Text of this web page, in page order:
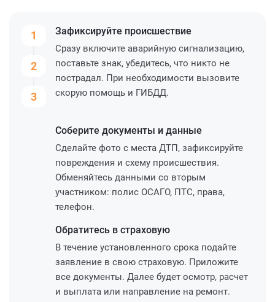
1
2
3
Зафиксируйте происшествие
Сразу включите аварийную сигнализацию,
поставьте знак, убедитесь, что никто не
пострадал. При необходимости вызовите
скорую помощь и ГИБДД.
Соберите документы и данные
Сделайте фото с места ДТП, зафиксируйте
повреждения и схему происшествия.
Обменяйтесь данными со вторым
участником: полис ОСАГО, ПТС, права,
телефон.
Обратитесь в страховую
В течение установленного срока подайте
заявление в свою страховую. Приложите
все документы. Далее будет осмотр, расчет
и выплата или направление на ремонт.